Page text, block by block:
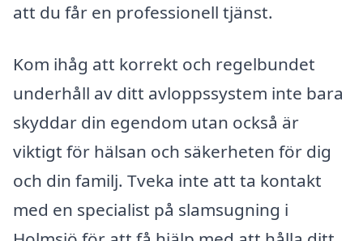
att du får en professionell tjänst.
Kom ihåg att korrekt och regelbundet
underhåll av ditt avloppssystem inte bara
skyddar din egendom utan också är
viktigt för hälsan och säkerheten för dig
och din familj. Tveka inte att ta kontakt
med en specialist på slamsugning i